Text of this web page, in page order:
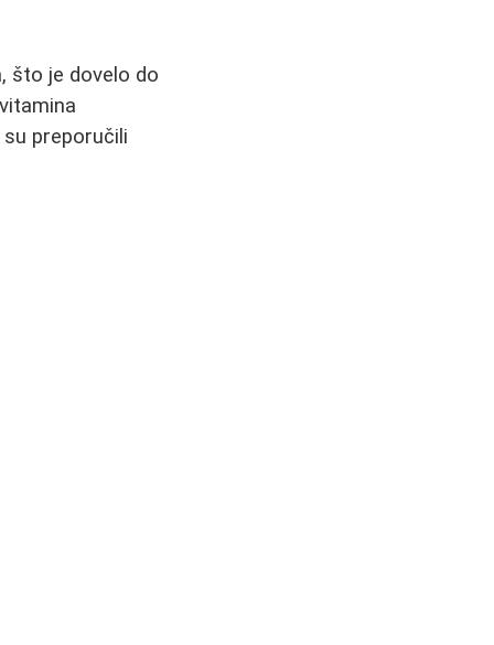
što je dovelo do
preporučili